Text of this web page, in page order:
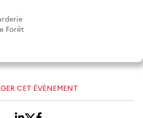
Forêt
CET ÉVÈNEMENT